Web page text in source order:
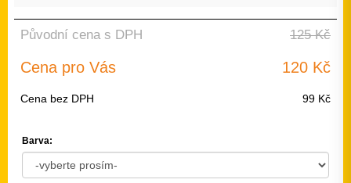
Původní cena s DPH 125 Kč
Cena pro Vás 120 Kč
Cena bez DPH 99 Kč
Barva: